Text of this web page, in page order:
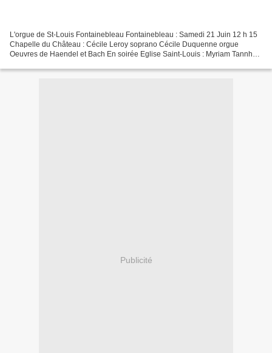
L'orgue de St-Louis Fontainebleau Fontainebleau : Samedi 21 Juin 12 h 15
Chapelle du Château : Cécile Leroy soprano Cécile Duquenne orgue
Oeuvres de Haendel et Bach En soirée Eglise Saint-Louis : Myriam Tannhof
Publicité